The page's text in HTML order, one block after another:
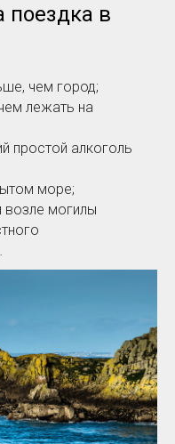
поездка в
чем город;
лежать на
простой алкоголь
море;
возле могилы